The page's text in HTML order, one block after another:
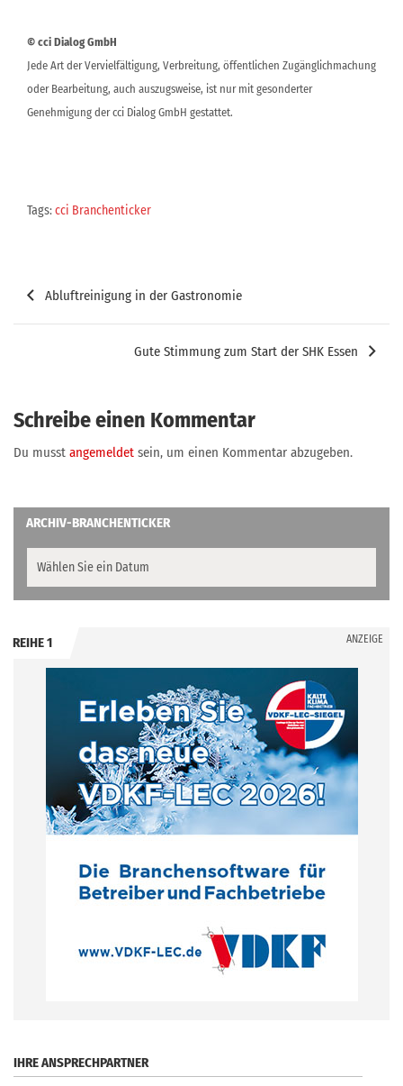
© cci Dialog GmbH
Jede Art der Vervielfältigung, Verbreitung, öffentlichen Zugänglichmachung
oder Bearbeitung, auch auszugsweise, ist nur mit gesonderter
Genehmigung der cci Dialog GmbH gestattet.
Tags:cci Branchenticker
Beitragsnavigation
Abluftreinigung in der Gastronomie
Gute Stimmung zum Start der SHK Essen
Schreibe einen Kommentar
Du musst angemeldet sein, um einen Kommentar abzugeben.
ARCHIV-BRANCHENTICKER
REIHE 1 ANZEIGE
IHRE ANSPRECHPARTNER